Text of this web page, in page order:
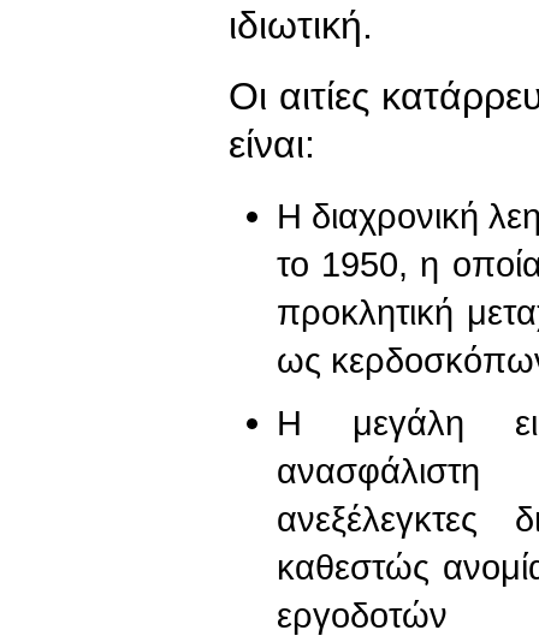
ιδιωτική.
Οι αιτίες
είναι:
Η διαχρονική
το 1950, η
προκλητική
ως
Η μεγάλη
ανεξέλεγκτες
καθεστώς
εργοδοτών